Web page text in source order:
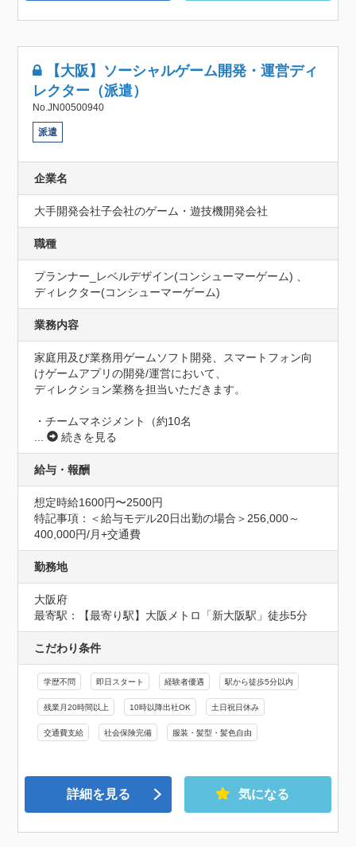
【大阪】ソーシャルゲーム開発・運営ディ
レクター（派遣）
No.JN00500940
派遣
企業名
大手開発会社子会社のゲーム・遊技機開発会社
職種
プランナー_レベルデザイン(コンシューマーゲーム) 、
ディレクター(コンシューマーゲーム)
業務内容
家庭用及び業務用ゲームソフト開発、スマートフォン向
けゲームアプリの開発/運営において、
ディレクション業務を担当いただきます。
・チームマネジメント（約10名
...
続きを見る
給与・報酬
想定時給1600円〜2500円
特記事項：＜給与モデル20日出勤の場合＞256,000～
400,000円/月+交通費
勤務地
大阪府
最寄駅：【最寄り駅】大阪メトロ「新大阪駅」徒歩5分
こだわり条件
学歴不問 即日スタート 経験者優遇 駅から徒歩5分以内
残業月20時間以上 10時以降出社OK 土日祝日休み
交通費支給 社会保険完備 服装・髪型・髪色自由
詳細を見る 気になる